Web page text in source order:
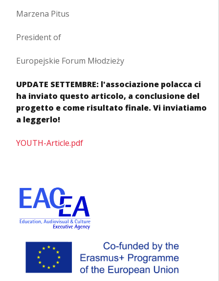
Marzena Pitus
President of
Europejskie Forum Młodzieży
UPDATE SETTEMBRE: l'associazione polacca ci
ha inviato questo articolo, a conclusione del
progetto e come risultato finale. Vi inviatiamo
a leggerlo!
YOUTH-Article.pdf